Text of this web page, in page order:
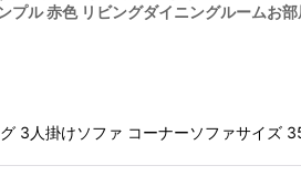
プル 赤色 リビングダイニングルーム
3人掛けソファ コーナーソファサイ